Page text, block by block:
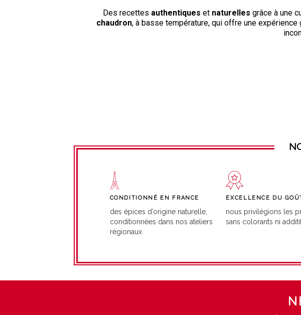
Des recettes authentiques et naturelles grâce à une
chaudron, à basse température, qui offre une expérience
CONDITIONNÉ EN FRANCE
des épices d’origine naturelle,
conditionnées dans nos ateliers
régionaux
EXCELLENCE DU
nous privilégions les
sans colorants ni